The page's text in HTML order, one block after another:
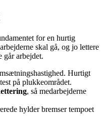
for en hurtig
skal gå, og jo lettere
går arbejdet.
Hurtigt
på plukkeområdet.
, så medarbejderne
hylder bremser tempoet